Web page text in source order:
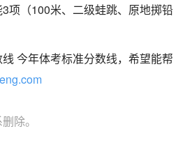
项（100米、二级蛙跳、原地掷铅
今年体考标准分数线，希望能帮
除。